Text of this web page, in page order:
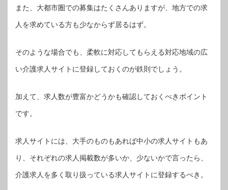
また、大都市圏での募集はたくさんありますが、地方での求
人を求めている方も少なからず居るはず。
そのような場合でも、柔軟に対応してもらえる対応地域の広
い介護求人サイトに登録しておくのが鉄則でしょう。
加えて、求人数が豊富かどうかも確認しておくべきポイント
です。
求人サイトには、大手のものもあれば中小の求人サイトもあ
り、それぞれの求人掲載数が多いか、少ないかで言ったら、
介護求人を多く取り扱っている求人サイトに登録するべき。